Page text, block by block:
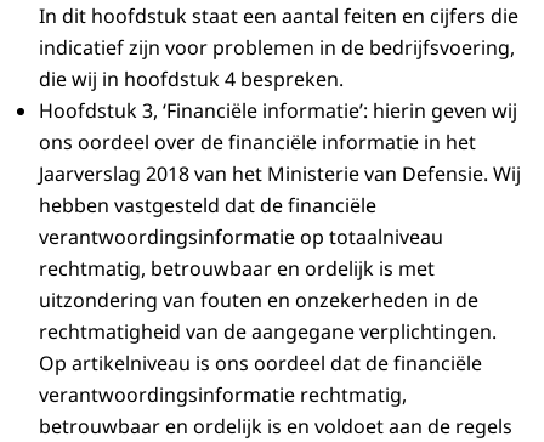
In dit hoofdstuk staat een aantal feiten en cijfers die
indicatief zijn voor problemen in de bedrijfsvoering,
die wij in hoofdstuk 4 bespreken.
Hoofdstuk 3, ‘Financiële informatie’: hierin geven wij
ons oordeel over de financiële informatie in het
Jaarverslag 2018 van het Ministerie van Defensie. Wij
hebben vastgesteld dat de financiële
verantwoordingsinformatie op totaalniveau
rechtmatig, betrouwbaar en ordelijk is met
uitzondering van fouten en onzekerheden in de
rechtmatigheid van de aangegane verplichtingen.
Op artikelniveau is ons oordeel dat de financiële
verantwoordingsinformatie rechtmatig,
betrouwbaar en ordelijk is en voldoet aan de regels